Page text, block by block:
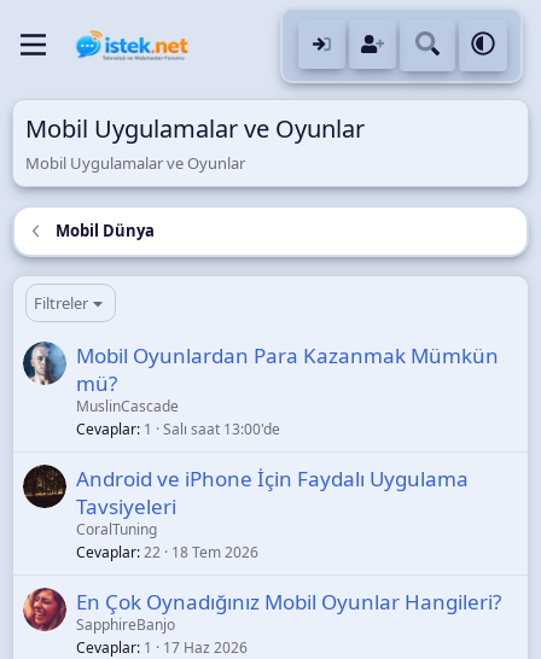
Mobil Uygulamalar ve Oyunlar
Mobil Uygulamalar ve Oyunlar
Mobil Dünya
Filtreler
Mobil Oyunlardan Para Kazanmak Mümkün
mü?
MuslinCascade
Cevaplar 1 Salı saat 13:00'de
Android ve iPhone İçin Faydalı Uygulama
Tavsiyeleri
CoralTuning
Cevaplar 22 18 Tem 2026
En Çok Oynadığınız Mobil Oyunlar Hangileri?
SapphireBanjo
Cevaplar 1 17 Haz 2026